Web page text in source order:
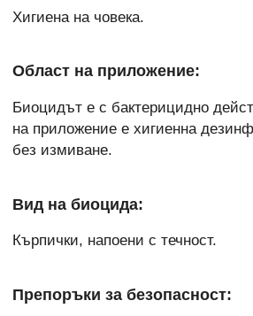
Хигиена на човека.
Област на приложение:
Биоцидът е с бактерицидно
на приложение е хигиенна
без измиване.
Вид на биоцида:
Кърпички, напоени с течност.
Препоръки за безопасност: